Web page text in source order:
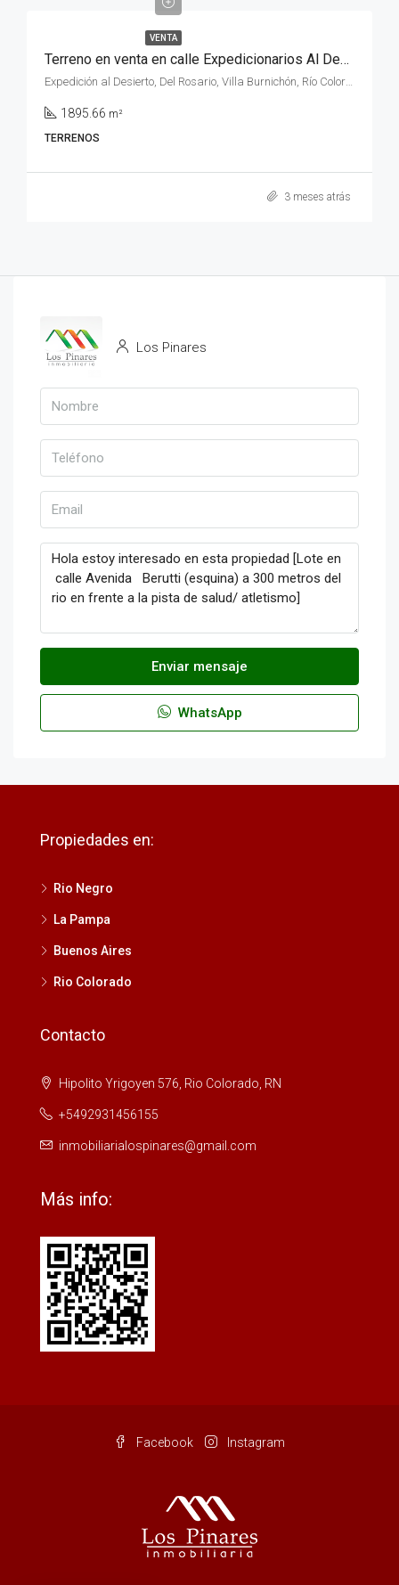
VENTA
Terreno en venta en calle Expedicionarios Al Desierto N° 325 (COSTA DE RIO) de la ciudad de Rio Colorado, provincia de Rio Negro.
Expedición al Desierto, Del Rosario, Villa Burnichón, Río Colorado, Municipio de Río Colorado, Departamento Pichi Mahuida, Río Negro, 8138, Argentina
1895.66 m²
TERRENOS
3 meses atrás
Los Pinares
Enviar mensaje
WhatsApp
Propiedades en:
Rio Negro
La Pampa
Buenos Aires
Rio Colorado
Contacto
Hipolito Yrigoyen 576, Rio Colorado, RN
+5492931456155
inmobiliarialospinares@gmail.com
Más info:
Facebook Instagram